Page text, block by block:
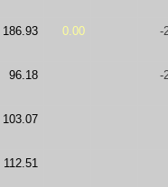
186.93 0.00 -
96.18 -
103.07
112.51